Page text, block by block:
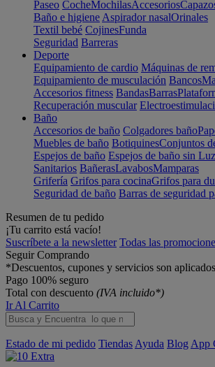
Paseo CocheMochilasAccesorios
Baño e higiene Aspirador nasalOrinales
Textil bebé CojinesFunda
Seguridad Barreras
Deporte
Equipamiento de cardio Máquinas de
Equipamiento de musculación Bancos
Accesorios fitness BandasBarras
Recuperación muscular
Baño
Accesorios de baño Colgadores baño
Muebles de baño BotiquinesConjuntos
Espejos de baño Espejos de baño sin Luz
Sanitarios BañerasLavabosMamparas
Grifería Grifos para cocinaGrifos para
Seguridad de baño Barras de seguridad
Resumen de tu pedido
¡Tu carrito está vacío!
Suscríbete a la newsletter Todas las
Seguir Comprando
*Descuentos, cupones y servicios son
Pago 100% seguro
Total con descuento (IVA incluido*)
Ir Al Carrito
Estado de mi pedido Tiendas Ayuda Blog App